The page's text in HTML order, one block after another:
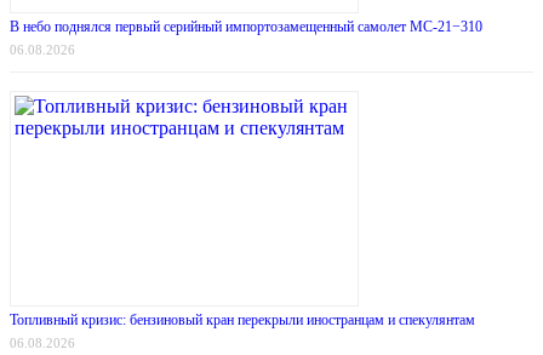
В небо поднялся первый серийный импортозамещенный самолет МС-21−310
06.08.2026
Топливный кризис: бензиновый кран перекрыли иностранцам и спекулянтам
06.08.2026